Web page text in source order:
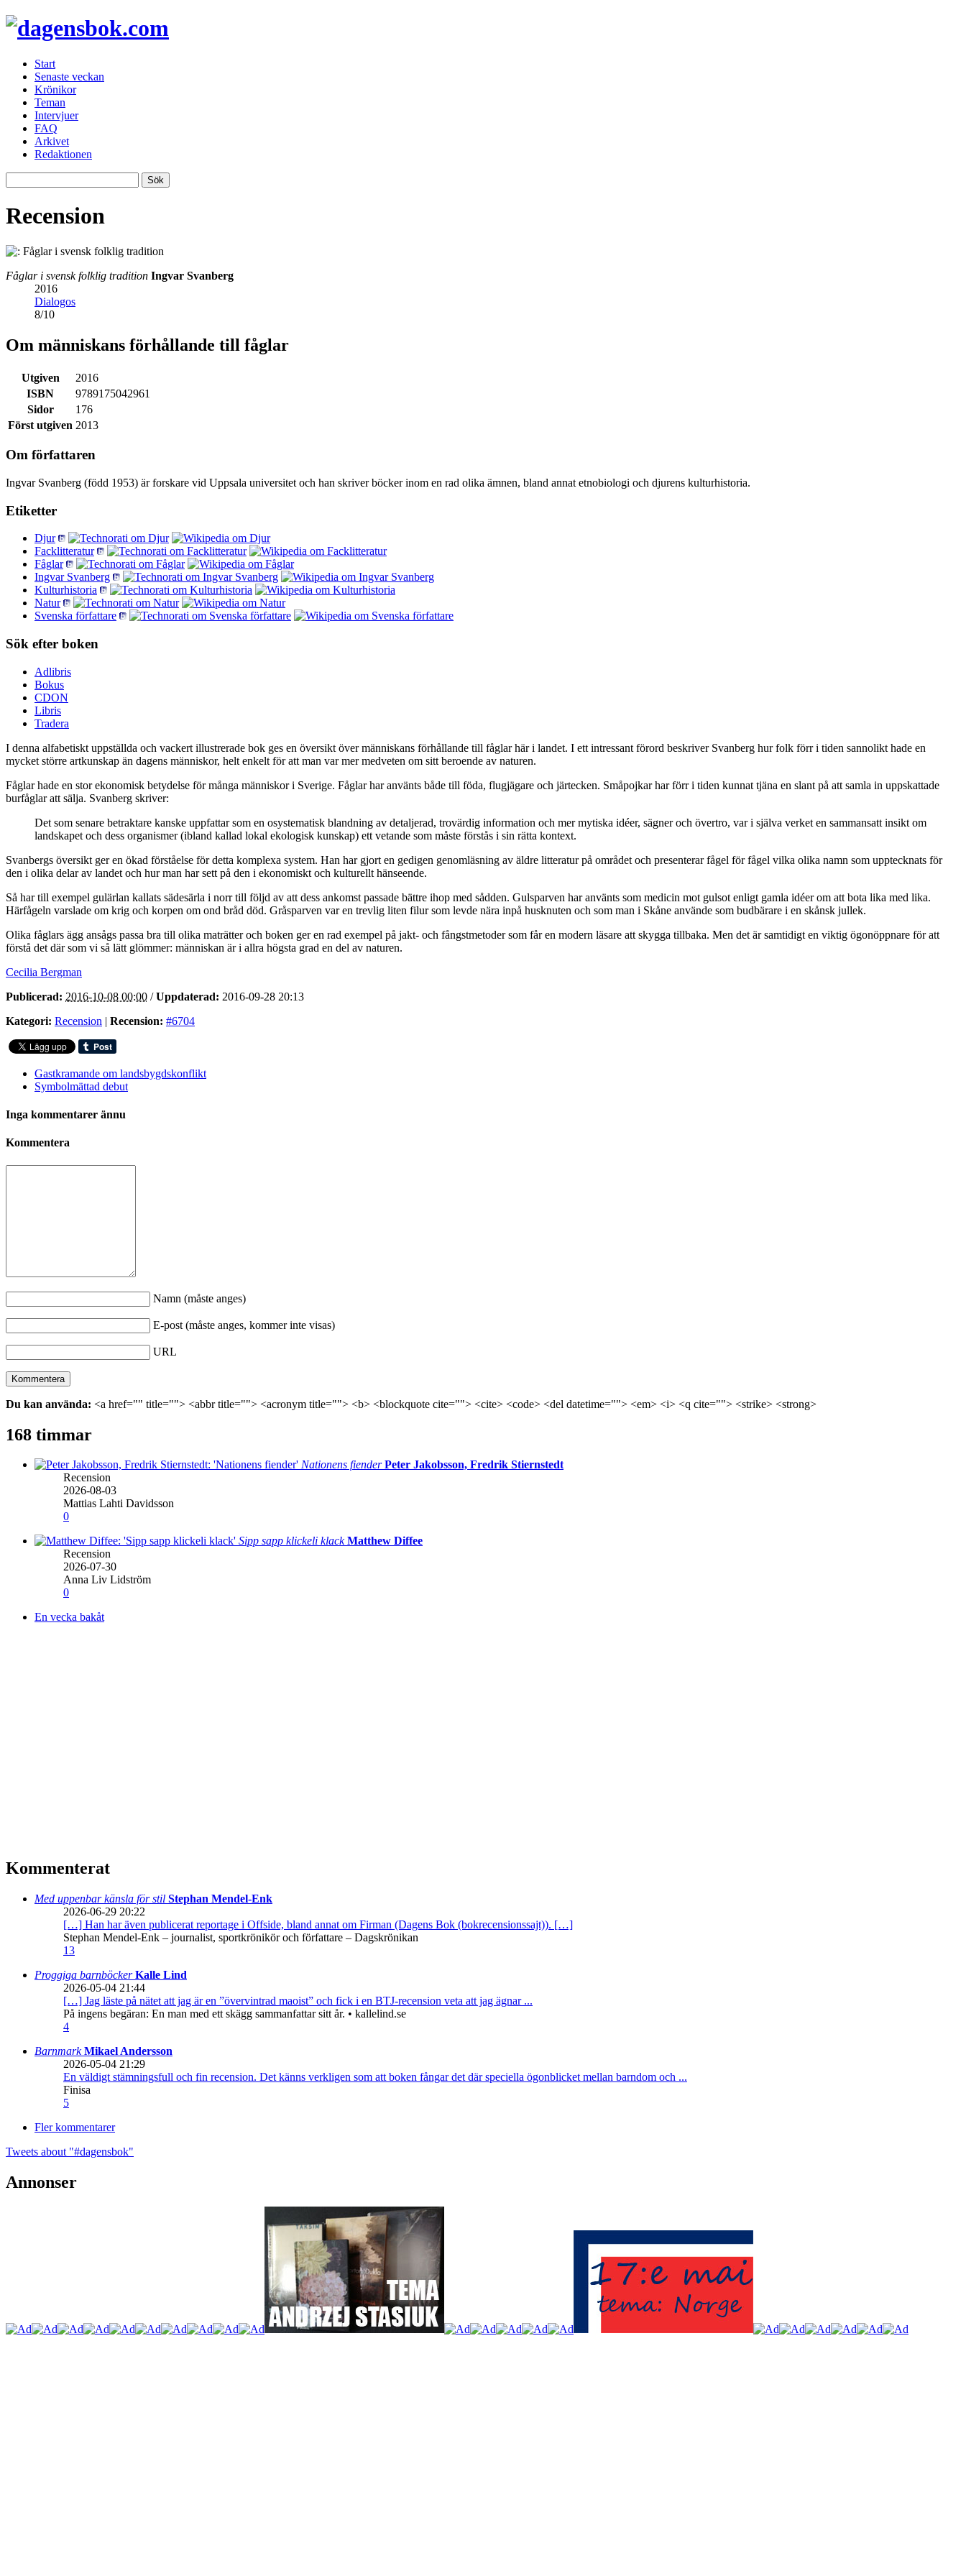
Start
Senaste veckan
Krönikor
Teman
Intervjuer
FAQ
Arkivet
Redaktionen
Recension
Fåglar i svensk folklig tradition Ingvar Svanberg
2016
Dialogos
8/10
Om människans förhållande till fåglar
Utgiven
2016
ISBN
9789175042961
Sidor
176
Först utgiven 2013
Om författaren
Ingvar Svanberg (född 1953) är forskare vid Uppsala universitet och han skriver böcker inom en rad olika ämnen, bland annat etnobiologi och djurens kulturhistoria.
Etiketter
Djur
Facklitteratur
Fåglar
Ingvar Svanberg
Kulturhistoria
Natur
Svenska författare
Sök efter boken
Adlibris
Bokus
CDON
Libris
Tradera
I denna alfabetiskt uppställda och vackert illustrerade bok ges en översikt över människans förhållande till fåglar här i landet. I ett intressant förord beskriver Svanberg hur folk förr i tiden sannolikt hade en
mycket större artkunskap än dagens människor, helt enkelt för att man var mer medveten om sitt beroende av naturen.
Fåglar hade en stor ekonomisk betydelse för många människor i Sverige. Fåglar har använts både till föda, flugjägare och järtecken. Småpojkar har förr i tiden kunnat tjäna en slant på att samla in uppskattade
burfåglar att sälja. Svanberg skriver:
Det som senare betraktare kanske uppfattar som en osystematisk blandning av detaljerad, trovärdig information och mer mytiska idéer, sägner och övertro, var i själva verket en sammansatt insikt om
landskapet och dess organismer (ibland kallad lokal ekologisk kunskap) ett vetande som måste förstås i sin rätta kontext.
Svanbergs översikt ger en ökad förståelse för detta komplexa system. Han har gjort en gedigen genomläsning av äldre litteratur på området och presenterar fågel för fågel vilka olika namn som upptecknats för
den i olika delar av landet och hur man har sett på den i ekonomiskt och kulturellt hänseende.
Så har till exempel gulärlan kallats sädesärla i norr till följd av att dess ankomst passade bättre ihop med sådden. Gulsparven har använts som medicin mot gulsot enligt gamla idéer om att bota lika med lika.
Härfågeln varslade om krig och korpen om ond bråd död. Gråsparven var en trevlig liten filur som levde nära inpå husknuten och som man i Skåne använde som budbärare i en skånsk jullek.
Olika fåglars ägg ansågs passa bra till olika maträtter och boken ger en rad exempel på jakt- och fångstmetoder som får en modern läsare att skygga tillbaka. Men det är samtidigt en viktig ögonöppnare för att
förstå det där som vi så lätt glömmer: människan är i allra högsta grad en del av naturen.
Cecilia Bergman
Publicerad: 2016-10-08 00:00 /Uppdaterad: 2016-09-28 20:13
Kategori: Recension | Recension: #6704
Gastkramande om landsbygdskonflikt
Symbolmättad debut
Inga kommentarer ännu
Kommentera
Namn (måste anges)
E-post (måste anges, kommer inte visas)
URL
Du kan använda: <a href="" title=""> <abbr title=""> <acronym title=""> <b> <blockquote cite=""> <cite> <code> <del datetime=""> <em> <i> <q cite=""> <strike> <strong>
168 timmar
Nationens fiender Peter Jakobsson, Fredrik Stiernstedt
Recension
2026-08-03
Mattias Lahti Davidsson
0
Sipp sapp klickeli klack Matthew Diffee
Recension
2026-07-30
Anna Liv Lidström
0
En vecka bakåt
Kommenterat
Med uppenbar känsla för stil Stephan Mendel-Enk
2026-06-29 20:22
[…] Han har även publicerat reportage i Offside, bland annat om Firman (Dagens Bok (bokrecensionssajt)). […]
Stephan Mendel-Enk – journalist, sportkrönikör och författare – Dagskrönikan
13
Proggiga barnböckerKalle Lind
2026-05-04 21:44
[…] Jag läste på nätet att jag är en ”övervintrad maoist” och fick i en BTJ-recension veta att jag ägnar ...
På ingens begäran: En man med ett skägg sammanfattar sitt år. • kallelind.se
4
BarnmarkMikael Andersson
2026-05-04 21:29
En väldigt stämningsfull och fin recension. Det känns verkligen som att boken fångar det där speciella ögonblicket mellan barndom och ...
Finisa
5
Fler kommentarer
Tweets about "#dagensbok"
Annonser